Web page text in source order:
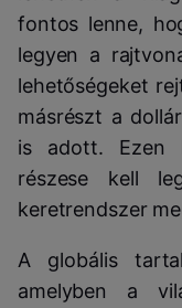
fontos lenne,
legyen a
lehetőségeket
másrészt a
is adott. Ezen
részese kell
keretrendszer
A globális
amelyben a